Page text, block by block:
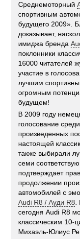
Среднемоторный
спортивным
будущего 2009».
доказывает,
имиджа бренда
поклонники
16000 читателей
участие в
лучшим
огромным
будущем!
В 2009 году
голосование
произведенных
настоящей
также выбирали
семи
подтверждает
продолжении
автомобилей с
Audi R8 / Ауди R8.
сегодня Audi R8
классическим 10-
Михаэль-Юлиус